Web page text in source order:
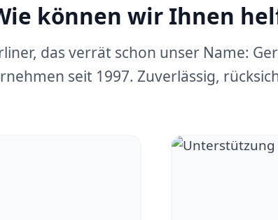
können wir Ihnen
das verrät schon unser Name:
seit 1997. Zuverlässig,